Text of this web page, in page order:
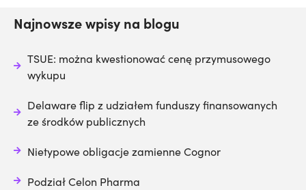
Najnowsze wpisy na blogu
TSUE: można kwestionować cenę przymusowego
wykupu
Delaware flip z udziałem funduszy finansowanych
ze środków publicznych
Nietypowe obligacje zamienne Cognor
Podział Celon Pharma